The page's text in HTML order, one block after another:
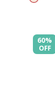
60%
OFF